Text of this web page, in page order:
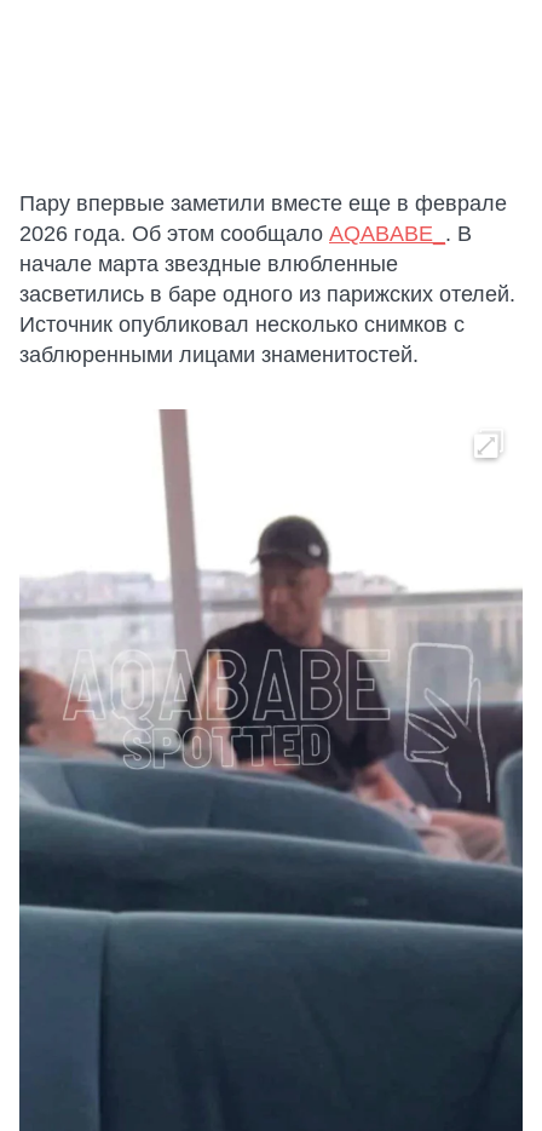
Пару впервые заметили вместе еще в феврале
2026 года. Об этом сообщало AQABABE_ . В
начале марта звездные влюбленные
засветились в баре одного из парижских отелей.
Источник опубликовал несколько снимков с
заблюренными лицами знаменитостей.